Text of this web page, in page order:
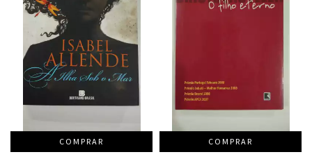
COMPRAR COMPRAR